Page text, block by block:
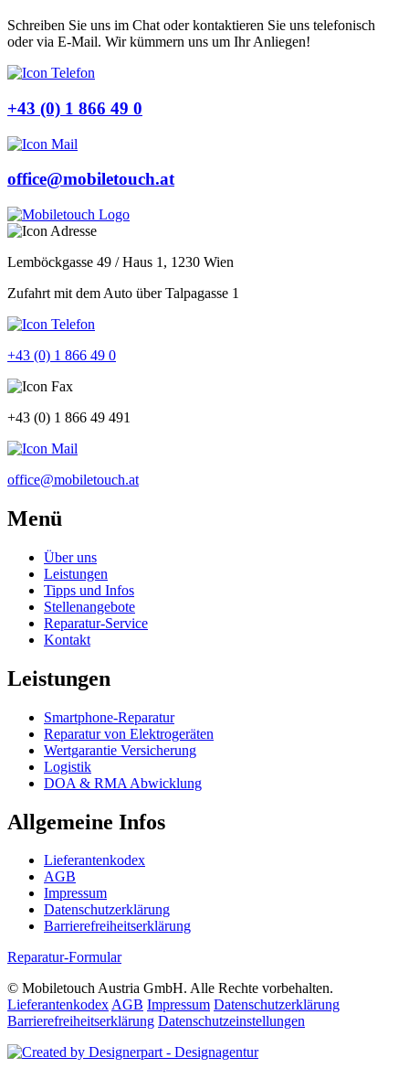
Schreiben Sie uns im Chat oder kontaktieren Sie uns telefonisch
oder via E-Mail. Wir kümmern uns um Ihr Anliegen!
+43 (0) 1 866 49 0
office@mobiletouch.at
Lemböckgasse 49 / Haus 1, 1230 Wien
Zufahrt mit dem Auto über Talpagasse 1
+43 (0) 1 866 49 0
+43 (0) 1 866 49 491
office@mobiletouch.at
Menü
Über uns
Leistungen
Tipps und Infos
Stellenangebote
Reparatur-Service
Kontakt
Leistungen
Smartphone-Reparatur
Reparatur von Elektrogeräten
Wertgarantie Versicherung
Logistik
DOA & RMA Abwicklung
Allgemeine Infos
Lieferantenkodex
AGB
Impressum
Datenschutzerklärung
Barrierefreiheitserklärung
Reparatur-Formular
© Mobiletouch Austria GmbH. Alle Rechte vorbehalten.
LieferantenkodexAGB Impressum Datenschutzerklärung
Barrierefreiheitserklärung Datenschutzeinstellungen